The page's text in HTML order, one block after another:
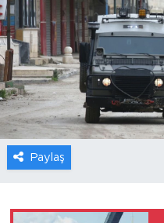
Paylaş
Çin Fuarları
Gündem
Video
Sağlık
Xinhua